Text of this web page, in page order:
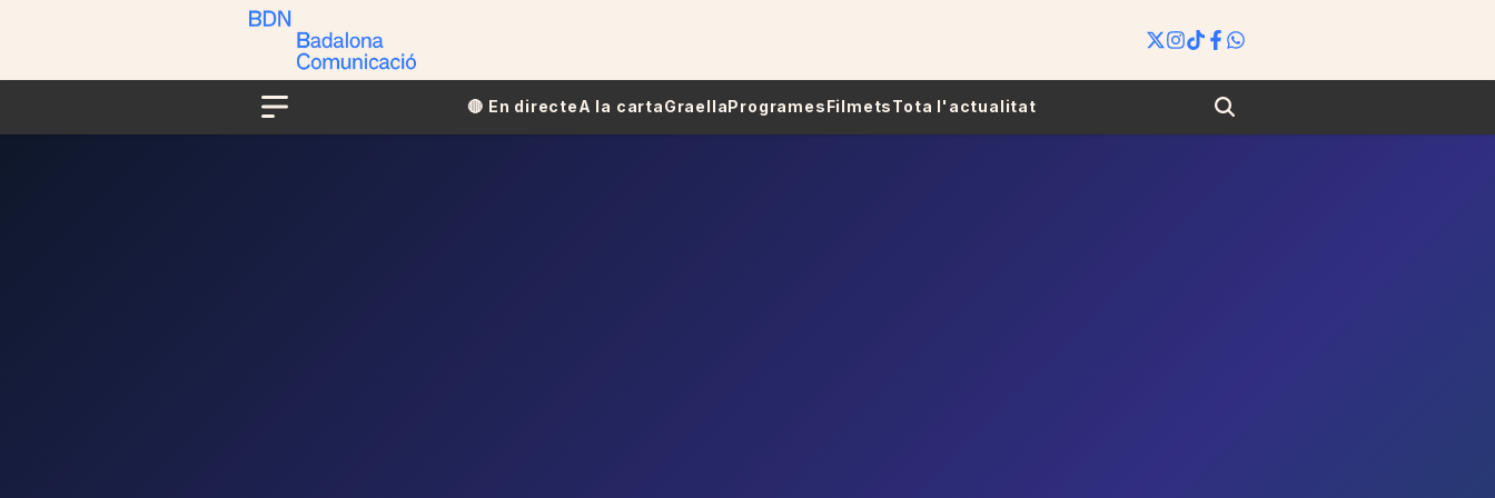
Menu
🔴​​ En directeA la cartaGraellaProgramesFilmetsTota l'actualitat Search